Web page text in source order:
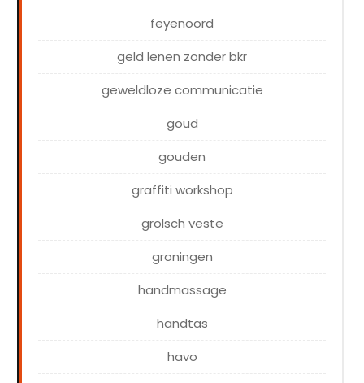
feyenoord
geld lenen zonder bkr
geweldloze communicatie
goud
gouden
graffiti workshop
grolsch veste
groningen
handmassage
handtas
havo